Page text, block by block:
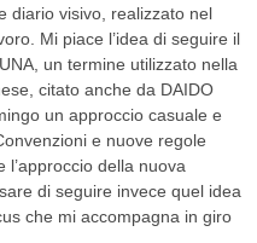
diario visivo, realizzato nel
Mi piace l’idea di seguire il
un termine utilizzato nella
citato anche da DAIDO
un approccio casuale e
e nuove regole
l’approccio della nuova
di seguire invece quel idea
che mi accompagna in giro